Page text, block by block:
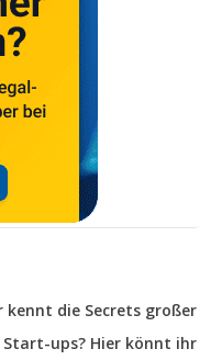
die Secrets großer
ups? Hier könnt ihr